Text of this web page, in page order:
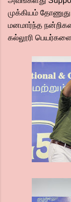
முக்கியம்
மனமார்ந்த
கல்லூரி